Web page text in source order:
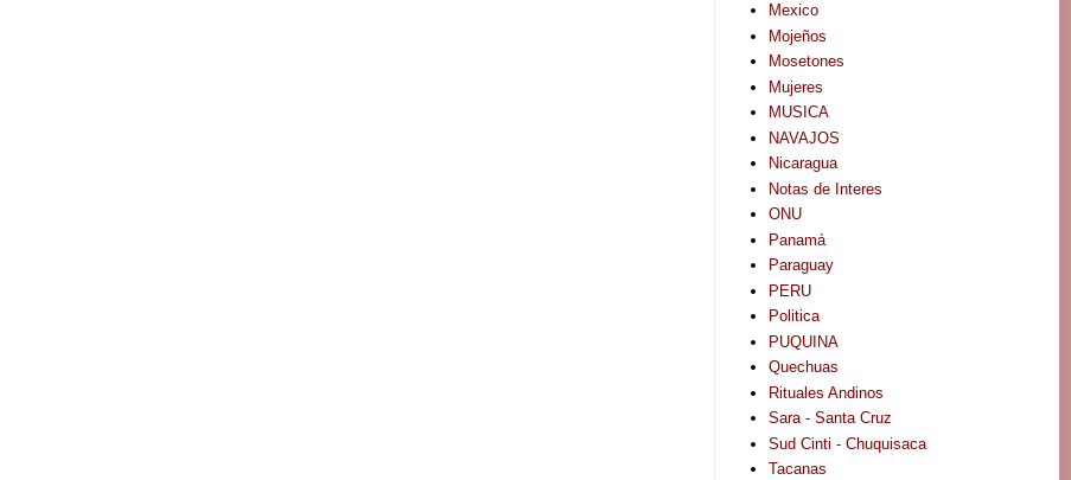
Mexico
Mojeños
Mosetones
Mujeres
MUSICA
NAVAJOS
Nicaragua
Notas de Interes
ONU
Panamá
Paraguay
PERU
Politica
PUQUINA
Quechuas
Rituales Andinos
Sara - Santa Cruz
Sud Cinti - Chuquisaca
Tacanas